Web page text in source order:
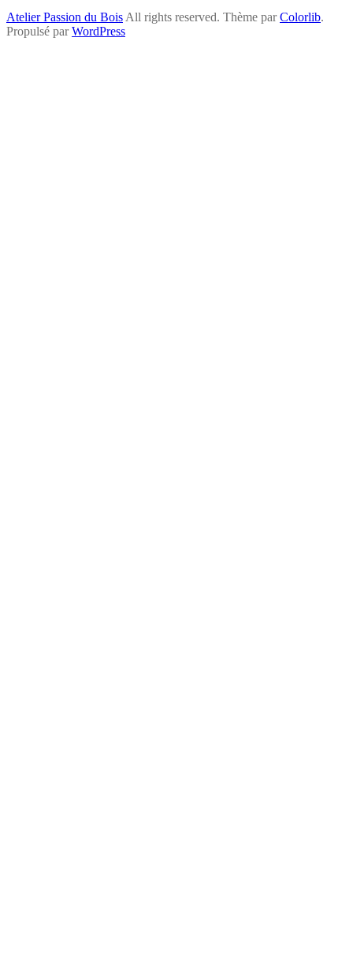
Atelier Passion du Bois All rights reserved. Thème parColorlib.
Propulsé parWordPress